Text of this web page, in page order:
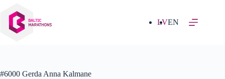
saturu
LVEN
#6000 Gerda Anna Kalmane